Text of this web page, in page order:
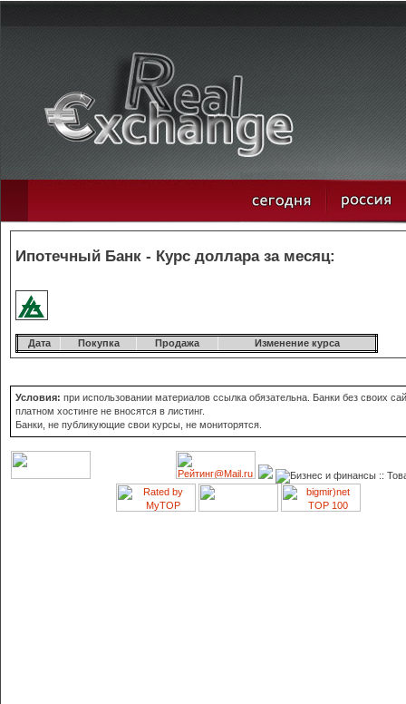
Ипотечный Банк - Курс доллара за месяц:
Дата Покупка Продажа Изменение курса
Условия: при использовании материалов ссылка обязательна. Банки без своих
платном хостинге не вносятся в листинг.
Банки, не публикующие свои курсы, не мониторятся.